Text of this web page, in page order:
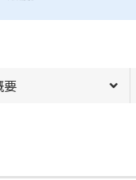
要